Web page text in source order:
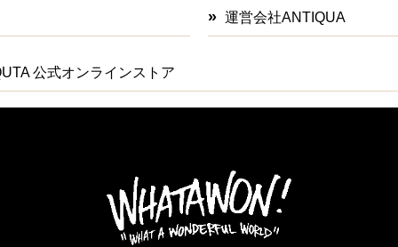
運営会社ANTIQUA
公式オンラインストア